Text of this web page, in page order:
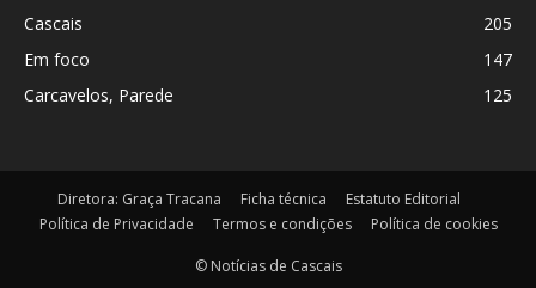
Cascais
205
Em foco
147
Carcavelos, Parede
125
Diretora: Graça Tracana Ficha técnica
Estatuto Editorial
Política de Privacidade
Termos e condições Política de cookies
© Notícias de Cascais